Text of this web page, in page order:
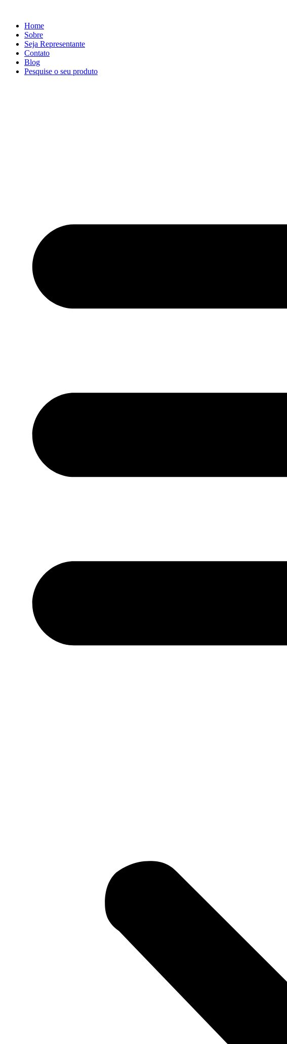
conteúdo
Home
Sobre
Seja Representante
Contato
Blog
Pesquise o seu produto